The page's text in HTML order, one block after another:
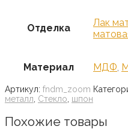
Отделка Лак
Материал МДФ
Артикул: fndm_zoom
металл Стекло шпон
Похожие товары